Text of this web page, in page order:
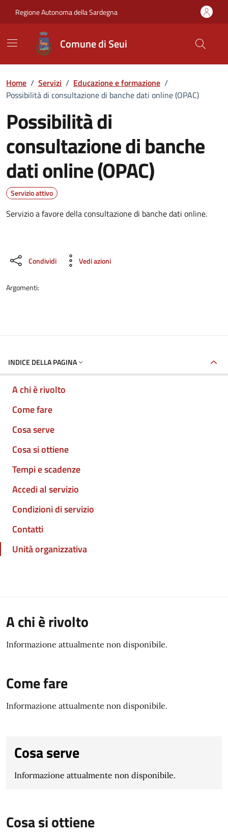
Regione Autonoma della Sardegna
Comune di Seui
Home / Servizi / Educazione e formazione /
Possibilità di consultazione di banche dati online (OPAC)
Possibilità di
consultazione di banche
dati online (OPAC)
Dettagli del servizio
Servizio attivo
Servizio a favore della consultazione di banche dati online.
Condividi Vedi azioni
Argomenti:
INDICE DELLA PAGINA
A chi è rivolto
Come fare
Cosa serve
Cosa si ottiene
Tempi e scadenze
Accedi al servizio
Condizioni di servizio
Contatti
Unità organizzativa
A chi è rivolto
Informazione attualmente non disponibile.
Come fare
Informazione attualmente non disponibile.
Cosa serve
Informazione attualmente non disponibile.
Cosa si ottiene